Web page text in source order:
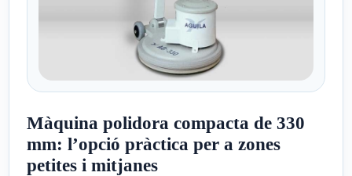
Màquina polidora compacta de 330
mm: l’opció pràctica per a zones
petites i mitjanes